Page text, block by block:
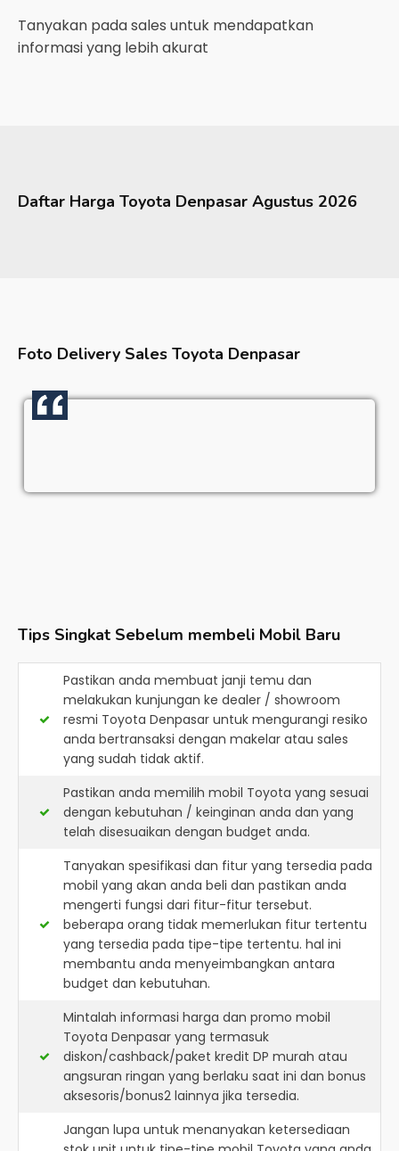
Tanyakan pada sales untuk mendapatkan
informasi yang lebih akurat
Daftar Harga Toyota Denpasar Agustus 2026
Foto Delivery Sales Toyota Denpasar
Tips Singkat Sebelum membeli Mobil Baru
Pastikan anda membuat janji temu dan
melakukan kunjungan ke dealer / showroom
resmi Toyota Denpasar untuk mengurangi resiko
anda bertransaksi dengan makelar atau sales
yang sudah tidak aktif.
Pastikan anda memilih mobil Toyota yang sesuai
dengan kebutuhan / keinginan anda dan yang
telah disesuaikan dengan budget anda.
Tanyakan spesifikasi dan fitur yang tersedia pada
mobil yang akan anda beli dan pastikan anda
mengerti fungsi dari fitur-fitur tersebut.
beberapa orang tidak memerlukan fitur tertentu
yang tersedia pada tipe-tipe tertentu. hal ini
membantu anda menyeimbangkan antara
budget dan kebutuhan.
Mintalah informasi harga dan promo mobil
Toyota Denpasar yang termasuk
diskon/cashback/paket kredit DP murah atau
angsuran ringan yang berlaku saat ini dan bonus
aksesoris/bonus2 lainnya jika tersedia.
Jangan lupa untuk menanyakan ketersediaan